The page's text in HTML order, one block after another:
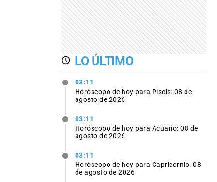
LO ÚLTIMO
03:11
Horóscopo de hoy para Piscis: 08 de
agosto de 2026
03:11
Horóscopo de hoy para Acuario: 08 de
agosto de 2026
03:11
Horóscopo de hoy para Capricornio: 08
de agosto de 2026